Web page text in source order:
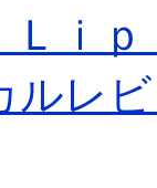
ｉ
ルレ